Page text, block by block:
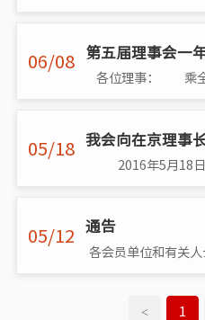
06/08 第五届理事会一
05/18
05/12 通告
< 1